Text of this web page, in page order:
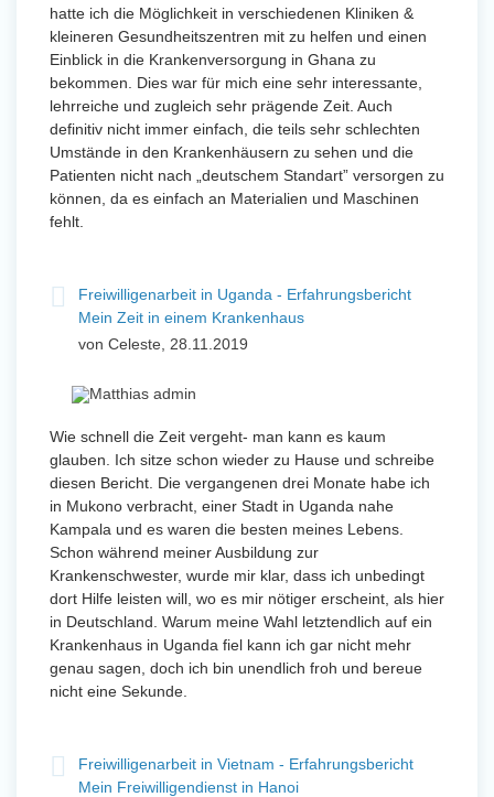
hatte ich die Möglichkeit in verschiedenen Kliniken &
kleineren Gesundheitszentren mit zu helfen und einen
Einblick in die Krankenversorgung in Ghana zu
bekommen. Dies war für mich eine sehr interessante,
lehrreiche und zugleich sehr prägende Zeit. Auch
definitiv nicht immer einfach, die teils sehr schlechten
Umstände in den Krankenhäusern zu sehen und die
Patienten nicht nach „deutschem Standart” versorgen zu
können, da es einfach an Materialien und Maschinen
fehlt.
Freiwilligenarbeit in Uganda - Erfahrungsbericht
Mein Zeit in einem Krankenhaus
von Celeste, 28.11.2019
Wie schnell die Zeit vergeht- man kann es kaum
glauben. Ich sitze schon wieder zu Hause und schreibe
diesen Bericht. Die vergangenen drei Monate habe ich
in Mukono verbracht, einer Stadt in Uganda nahe
Kampala und es waren die besten meines Lebens.
Schon während meiner Ausbildung zur
Krankenschwester, wurde mir klar, dass ich unbedingt
dort Hilfe leisten will, wo es mir nötiger erscheint, als hier
in Deutschland. Warum meine Wahl letztendlich auf ein
Krankenhaus in Uganda fiel kann ich gar nicht mehr
genau sagen, doch ich bin unendlich froh und bereue
nicht eine Sekunde.
Freiwilligenarbeit in Vietnam - Erfahrungsbericht
Mein Freiwilligendienst in Hanoi